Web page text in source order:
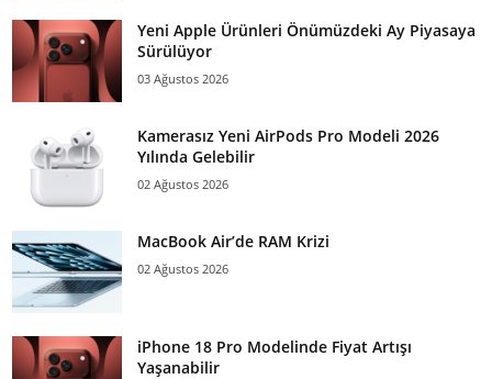
Yeni Apple Ürünleri Önümüzdeki Ay Piyasaya
Sürülüyor
03 Ağustos 2026
Kamerasız Yeni AirPods Pro Modeli 2026
Yılında Gelebilir
02 Ağustos 2026
MacBook Air’de RAM Krizi
02 Ağustos 2026
iPhone 18 Pro Modelinde Fiyat Artışı
Yaşanabilir